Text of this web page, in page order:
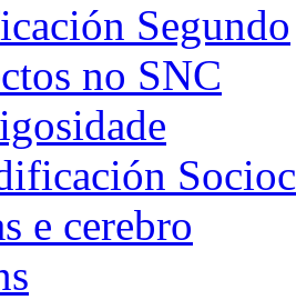
Segundo
no SNC
e cerebro